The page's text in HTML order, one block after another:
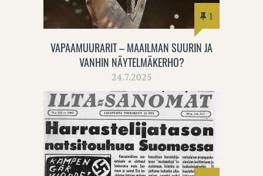
1
VAPAAMUURARIT – MAAILMAN SUURIN JA
VANHIN NÄYTELMÄKERHO?
24.7.2025